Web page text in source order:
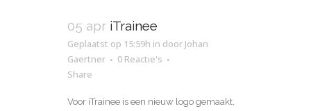
05 apr iTrainee
Geplaatst op 15:59h in door Johan
Gaertner
0 Reactie's
Share
Voor iTrainee is een nieuw logo gemaakt,